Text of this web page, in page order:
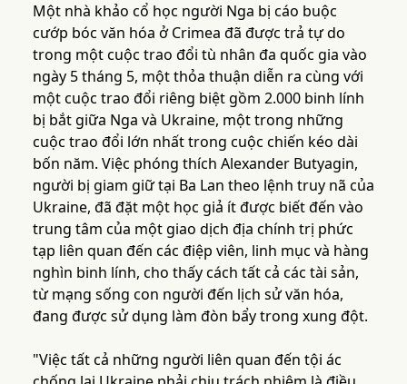
Một nhà khảo cổ học người Nga bị cáo buộc
cướp bóc văn hóa ở Crimea đã được trả tự do
trong một cuộc trao đổi tù nhân đa quốc gia vào
ngày 5 tháng 5, một thỏa thuận diễn ra cùng với
một cuộc trao đổi riêng biệt gồm 2.000 binh lính
bị bắt giữa Nga và Ukraine, một trong những
cuộc trao đổi lớn nhất trong cuộc chiến kéo dài
bốn năm. Việc phóng thích Alexander Butyagin,
người bị giam giữ tại Ba Lan theo lệnh truy nã của
Ukraine, đã đặt một học giả ít được biết đến vào
trung tâm của một giao dịch địa chính trị phức
tạp liên quan đến các điệp viên, linh mục và hàng
nghìn binh lính, cho thấy cách tất cả các tài sản,
từ mạng sống con người đến lịch sử văn hóa,
đang được sử dụng làm đòn bẩy trong xung đột.
"Việc tất cả những người liên quan đến tội ác